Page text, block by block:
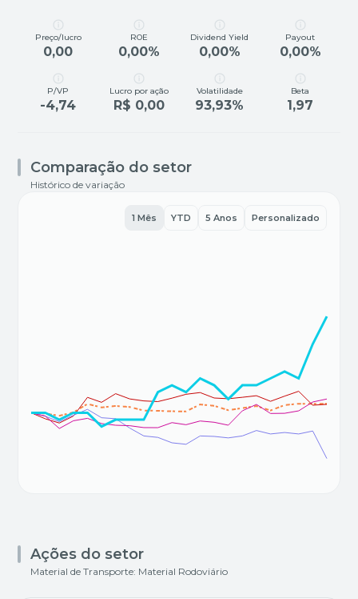
Preço/lucro
0,00
ROE
0,00%
Dividend Yield
0,00%
Payout
0,00%
P/VP
-4,74
Lucro por ação
R$ 0,00
Volatilidade
93,93%
Beta
1,97
Comparação do setor
Histórico de variação
1 Mês YTD 5 Anos Personalizado
Ações do setor
Material de Transporte: Material Rodoviário